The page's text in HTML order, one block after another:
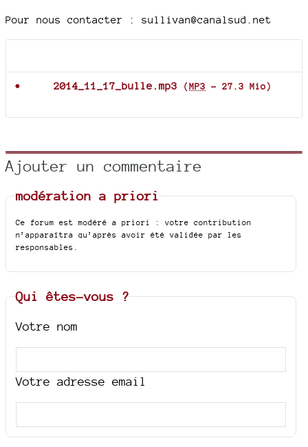
Pour nous contacter : sullivan@canalsud.net
2014_11_17_bulle.mp3 (MP3 - 27.3 Mio)
Ajouter un commentaire
modération a priori
Ce forum est modéré a priori : votre contribution
n’apparaîtra qu’après avoir été validée par les
responsables.
Qui êtes-vous ?
Votre nom
Votre adresse email